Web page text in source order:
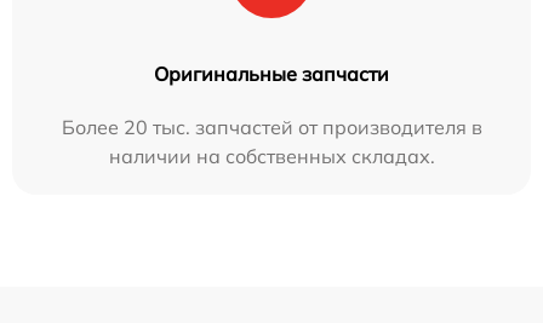
Оригинальные запчасти
Более 20 тыс. запчастей от производителя в
наличии на собственных складах.